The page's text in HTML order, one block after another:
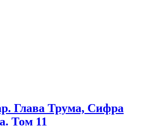
Глава Трума, Сифра
Том 11